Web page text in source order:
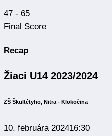
47 - 65
Final Score
Recap
Žiaci U14 2023/2024
ZŠ Škultétyho, Nitra - Klokočina
10. februára 202416:30